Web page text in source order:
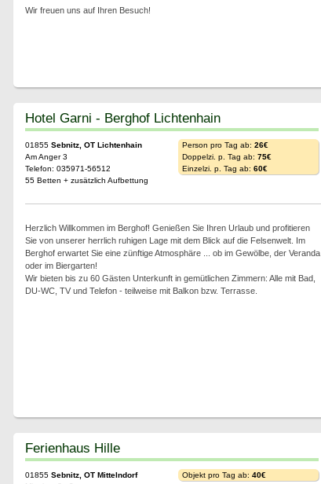
Wir freuen uns auf Ihren Besuch!
Hotel Garni - Berghof Lichtenhain
01855 Sebnitz, OT Lichtenhain
Am Anger 3
Telefon: 035971-56512
55 Betten + zusätzlich Aufbettung
Person pro Tag ab: 26€
Doppelzi. p. Tag ab: 75€
Einzelzi. p. Tag ab: 60€
Herzlich Willkommen im Berghof! Genießen Sie Ihren Urlaub und profitieren
Sie von unserer herrlich ruhigen Lage mit dem Blick auf die Felsenwelt. Im
Berghof erwartet Sie eine zünftige Atmosphäre ... ob im Gewölbe, der Veranda
oder im Biergarten!
Wir bieten bis zu 60 Gästen Unterkunft in gemütlichen Zimmern: Alle mit Bad,
DU-WC, TV und Telefon - teilweise mit Balkon bzw. Terrasse.
Ferienhaus Hille
01855 Sebnitz, OT Mittelndorf
Objekt pro Tag ab: 40€